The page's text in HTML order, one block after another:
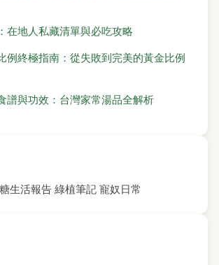
在地人私藏清單與必吃攻略
例終極指南：從失敗到完美的黃金比例
譜與功效：台灣家常湯品全解析
生活報告 綠植筆記 寵奴日常